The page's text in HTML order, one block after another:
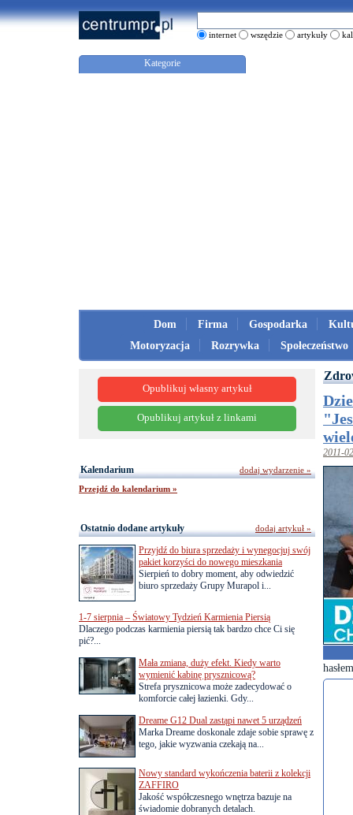
internet wszędzie artykuły
Kategorie
Dom Firma Gospodarka
Motoryzacja
Rozrywka Społeczeństwo
2011-
Opublikuj własny artykuł
Opublikuj artykuł z linkami
Kalendarium
Przejdź do kalendarium »
dodaj wydarzenie »
Ostatnio dodane artykuły
Przyjdź do biura sprzedaży i wynegocjuj swój
pakiet korzyści do nowego mieszkania
Sierpień to dobry moment, aby odwiedzić
biuro sprzedaży Grupy Murapol i...
1-7 sierpnia – Światowy Tydzień Karmienia Piersią
Dlaczego podczas karmienia piersią tak bardzo chce Ci się
pić?...
Mała zmiana, duży efekt. Kiedy warto
wymienić kabinę prysznicową?
Strefa prysznicowa może zadecydować o
komforcie całej łazienki. Gdy...
Dreame G12 Dual zastąpi nawet 5 urządzeń
Marka Dreame doskonale zdaje sobie sprawę z
tego, jakie wyzwania czekają na...
Nowy standard wykończenia baterii z kolekcji
ZAFFIRO
Jakość współczesnego wnętrza bazuje na
świadomie dobranych detalach.
dodaj artykuł »